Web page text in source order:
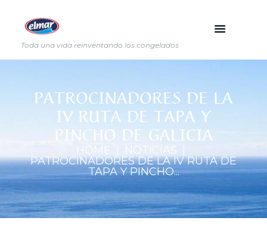
Toda una vida reinventando los congelados
PATROCINADORES DE LA
IV RUTA DE TAPA Y
PINCHO DE GALICIA
HOME
NOTICIAS
PATROCINADORES DE LA IV RUTA DE
TAPA Y PINCHO...